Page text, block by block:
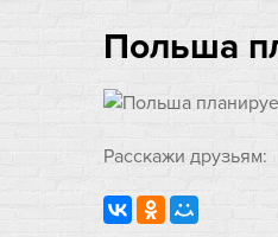
Польша
Расскажи друзьям: